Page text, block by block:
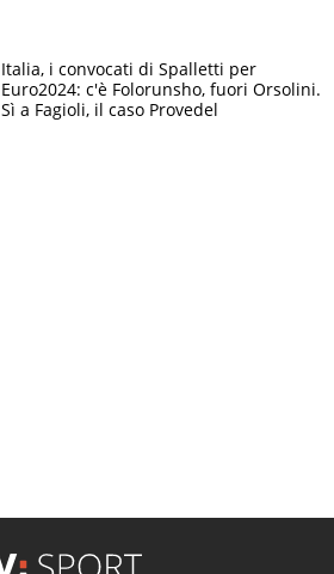
Italia, i convocati di Spalletti per
Euro2024: c'è Folorunsho, fuori Orsolini.
Sì a Fagioli, il caso Provedel